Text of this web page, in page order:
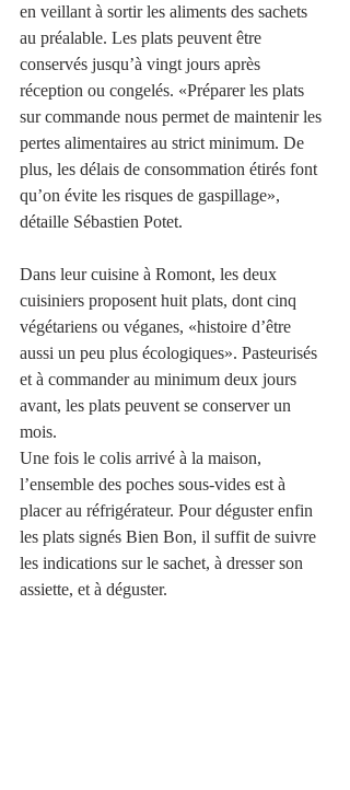
en veillant à sortir les aliments des sachets
au préalable. Les plats peuvent être
conservés jusqu’à vingt jours après
réception ou congelés. «Préparer les plats
sur commande nous permet de maintenir les
pertes alimentaires au strict minimum. De
plus, les délais de consommation étirés font
qu’on évite les risques de gaspillage»,
détaille Sébastien Potet.
Dans leur cuisine à Romont, les deux
cuisiniers proposent huit plats, dont cinq
végétariens ou véganes, «histoire d’être
aussi un peu plus écologiques». Pasteurisés
et à commander au minimum deux jours
avant, les plats peuvent se conserver un
mois.
Une fois le colis arrivé à la maison,
l’ensemble des poches sous-vides est à
placer au réfrigérateur. Pour déguster enfin
les plats signés Bien Bon, il suffit de suivre
les indications sur le sachet, à dresser son
assiette, et à déguster.